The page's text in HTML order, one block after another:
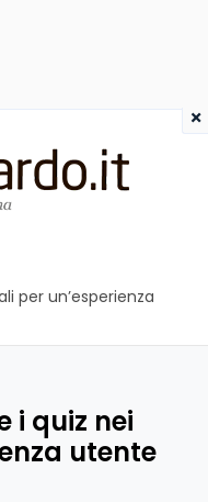
per un’esperienza
i quiz nei
utente
×